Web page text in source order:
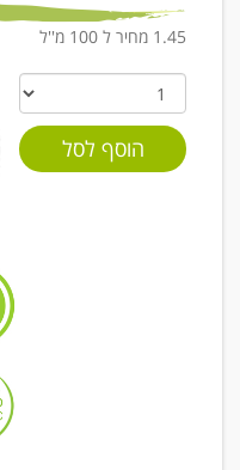
1.45 מחיר ל 100 מ''ל